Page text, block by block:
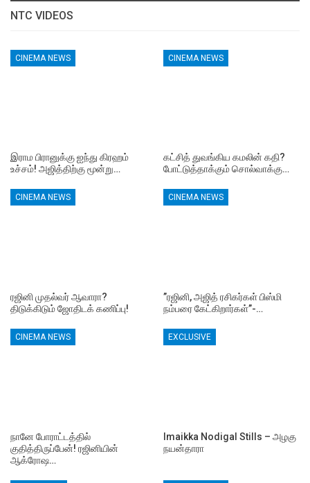
NTC VIDEOS
CINEMA NEWS
இராம பிரானுக்கு ஐந்து கிரஹம்
உச்சம்! அஜித்திற்கு மூன்று…
CINEMA NEWS
கட்சித் துவங்கிய கமலின் கதி?
போட்டுத்தாக்கும் சொல்வாக்கு…
CINEMA NEWS
ரஜினி முதல்வர் ஆவாரா?
திடுக்கிடும் ஜோதிடக் கணிப்பு!
CINEMA NEWS
”ரஜினி, அஜித் ரசிகர்கள் பிஸ்மி
நம்பரை கேட்கிறார்கள்”-…
CINEMA NEWS
நானே போராட்டத்தில்
குதித்திருப்பேன்! ரஜினியின்
ஆக்ரோஷ…
EXCLUSIVE
Imaikka Nodigal Stills – அழகு
நயன்தாரா